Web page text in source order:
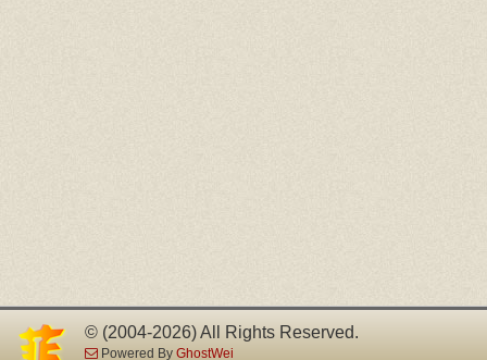
© (2004-2026) All Rights Reserved.
Powered By GhostWei